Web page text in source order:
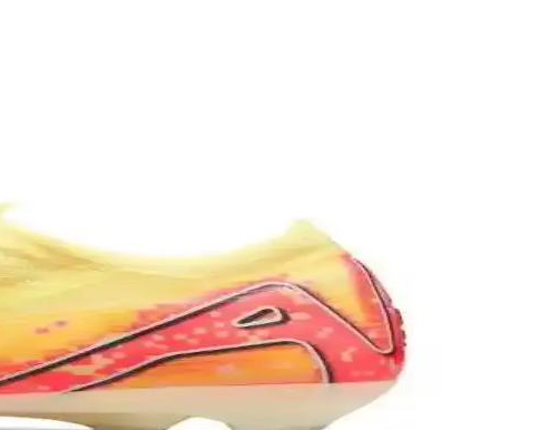
sahadaki duruşunu ve takım içi iletişimini simgeliyor.
modeller ve markalar hakkında detaylar burada.
sahada fark yaratır.